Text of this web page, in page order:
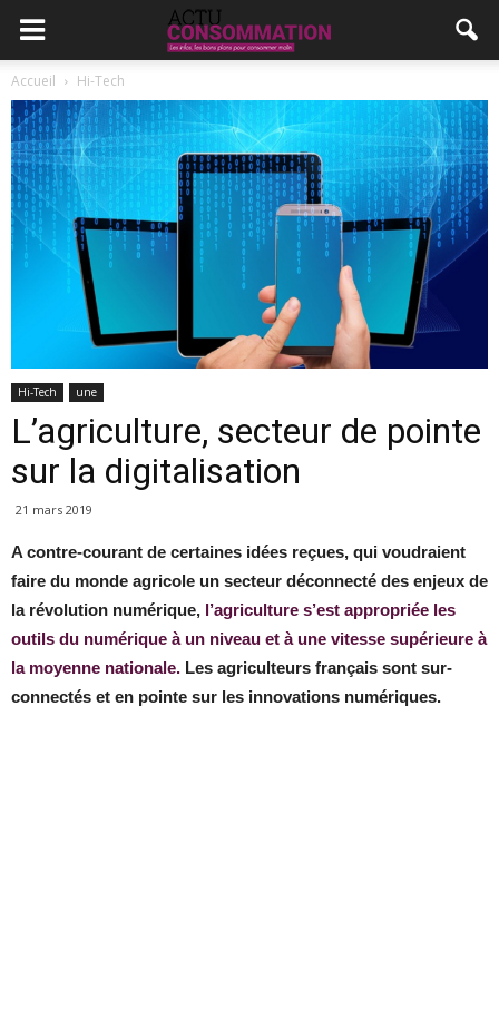
Accueil Hi-Tech
Hi-Tech une
L’agriculture, secteur de pointe
sur la digitalisation
21 mars 2019
A contre-courant de certaines idées reçues, qui voudraient
faire du monde agricole un secteur déconnecté des enjeux de
la révolution numérique, l’agriculture s’est appropriée les
outils du numérique à un niveau et à une vitesse supérieure à
la moyenne nationale. Les agriculteurs français sont sur-
connectés et en pointe sur les innovations numériques.